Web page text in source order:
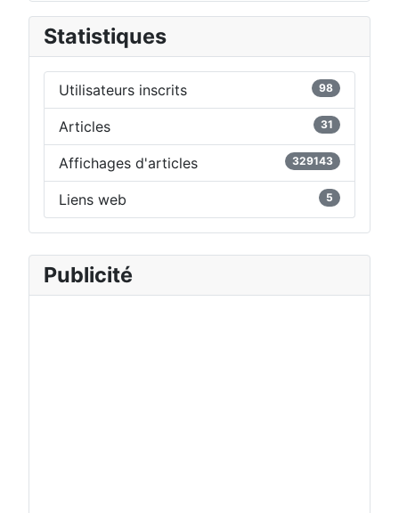
Statistiques
Utilisateurs inscrits 98
Articles 31
Affichages d'articles 329143
Liens web 5
Publicité